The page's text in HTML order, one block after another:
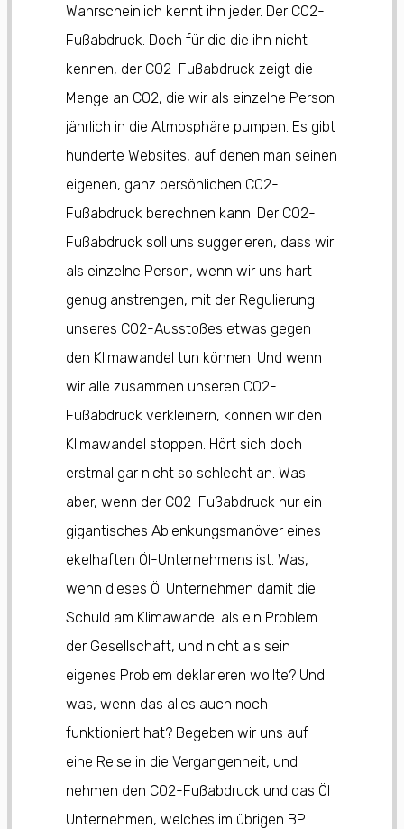
Wahrscheinlich kennt ihn jeder. Der CO2-
Fußabdruck. Doch für die die ihn nicht
kennen, der CO2-Fußabdruck zeigt die
Menge an CO2, die wir als einzelne Person
jährlich in die Atmosphäre pumpen. Es gibt
hunderte Websites, auf denen man seinen
eigenen, ganz persönlichen CO2-
Fußabdruck berechnen kann. Der CO2-
Fußabdruck soll uns suggerieren, dass wir
als einzelne Person, wenn wir uns hart
genug anstrengen, mit der Regulierung
unseres CO2-Ausstoßes etwas gegen
den Klimawandel tun können. Und wenn
wir alle zusammen unseren CO2-
Fußabdruck verkleinern, können wir den
Klimawandel stoppen. Hört sich doch
erstmal gar nicht so schlecht an. Was
aber, wenn der CO2-Fußabdruck nur ein
gigantisches Ablenkungsmanöver eines
ekelhaften Öl-Unternehmens ist. Was,
wenn dieses Öl Unternehmen damit die
Schuld am Klimawandel als ein Problem
der Gesellschaft, und nicht als sein
eigenes Problem deklarieren wollte? Und
was, wenn das alles auch noch
funktioniert hat? Begeben wir uns auf
eine Reise in die Vergangenheit, und
nehmen den CO2-Fußabdruck und das Öl
Unternehmen, welches im übrigen BP